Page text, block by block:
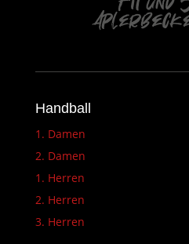
Handball
1. Damen
2. Damen
1. Herren
2. Herren
3. Herren